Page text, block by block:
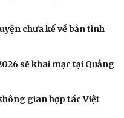
chưa kể về bản tình
sẽ khai mạc tại Quảng
gian hợp tác Việt